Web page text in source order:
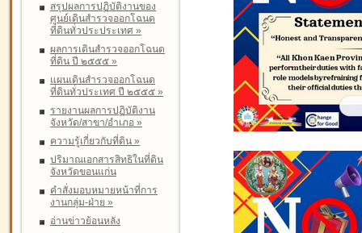
สรุปผลการปฏิบัติงานของ
ศูนย์เดินสำรวจออกโฉนด
ที่ดินทั่วประประเทศ »
ผลการเดินสำรวจออกโฉนด
ที่ดิน ปี ๒๕๕๕ »
แผนเดินสำรวจออกโฉนด
ที่ดินทั่วประเทศ ปี ๒๕๕๕ »
รายงานผลการปฏิบัติงาน
จังหวัด/สาขา/อำเภอ »
ความรู้เกี่ยวกับที่ดิน »
ปริมาณเอกสารสิทธิในที่ดิน
จังหวัดขอนแก่น
คำสั่งมอบหมายหน้าที่การ
งานกลุ่ม-ฝ่าย »
อ่านข่าวย้อนหลัง